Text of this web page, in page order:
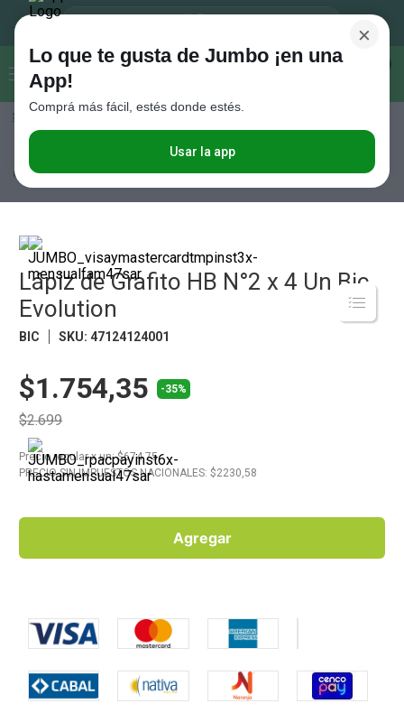
Buscar...
Seleccioná el método de entrega
×
Lo que te gusta de Jumbo ¡en una
App!
Comprá más fácil, estés donde estés.
Usar la app
Bolígrafos, Lápices y Marcadores
Grafito HB N°2 x 4 Un Bic Evolution
Lápiz de Grafito HB N°2 x 4 Un Bic
Evolution
BIC SKU:47124124001
$1.754,35 -35%
$2.699
Precio regularxun: $674,75
PRECIO SIN IMPUESTOS NACIONALES: $2230,58
Agregar
Términos más buscados
.
Valijas
Cerveza
Galletitas
Yerba
Juguetes
Carne